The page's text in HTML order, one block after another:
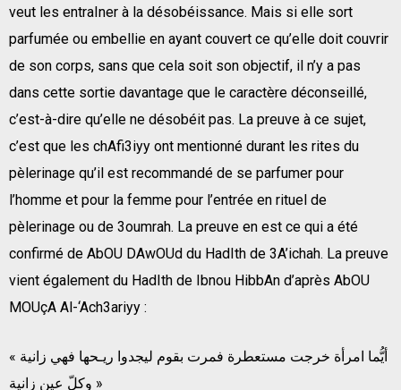
veut les entraIner à la désobéissance. Mais si elle sort
parfumée ou embellie en ayant couvert ce qu’elle doit couvrir
de son corps, sans que cela soit son objectif, il n’y a pas
dans cette sortie davantage que le caractère déconseillé,
c’est-à-dire qu’elle ne désobéit pas. La preuve à ce sujet,
c’est que les chAfi3iyy ont mentionné durant les rites du
pèlerinage qu’il est recommandé de se parfumer pour
l’homme et pour la femme pour l’entrée en rituel de
pèlerinage ou de 3oumrah. La preuve en est ce qui a été
confirmé de AbOU DAwOUd du HadIth de 3A’ichah. La preuve
vient également du HadIth de Ibnou HibbAn d’après AbOU
MOUçA Al-‘Ach3ariyy :
« أيُّما امرأة خرجت مستعطرة فمرت بقوم ليجدوا ريـحها فهي زانية
وكلّ عين زانية »